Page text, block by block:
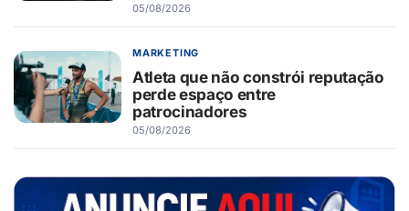
05/08/2026
MARKETING
Atleta que não constrói reputação
perde espaço entre
patrocinadores
05/08/2026